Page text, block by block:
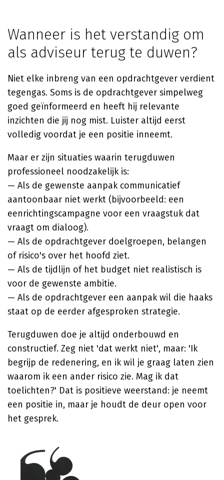
Wanneer is het verstandig om
als adviseur terug te duwen?
Niet elke inbreng van een opdrachtgever verdient
tegengas. Soms is de opdrachtgever simpelweg
goed geïnformeerd en heeft hij relevante
inzichten die jij nog mist. Luister altijd eerst
volledig voordat je een positie inneemt.
Maar er zijn situaties waarin terugduwen
professioneel noodzakelijk is:
— Als de gewenste aanpak communicatief
aantoonbaar niet werkt (bijvoorbeeld: een
eenrichtingscampagne voor een vraagstuk dat
vraagt om dialoog).
— Als de opdrachtgever doelgroepen, belangen
of risico's over het hoofd ziet.
— Als de tijdlijn of het budget niet realistisch is
voor de gewenste ambitie.
— Als de opdrachtgever een aanpak wil die haaks
staat op de eerder afgesproken strategie.
Terugduwen doe je altijd onderbouwd en
constructief. Zeg niet 'dat werkt niet', maar: 'Ik
begrijp de redenering, en ik wil je graag laten zien
waarom ik een ander risico zie. Mag ik dat
toelichten?' Dat is positieve weerstand: je neemt
een positie in, maar je houdt de deur open voor
het gesprek.